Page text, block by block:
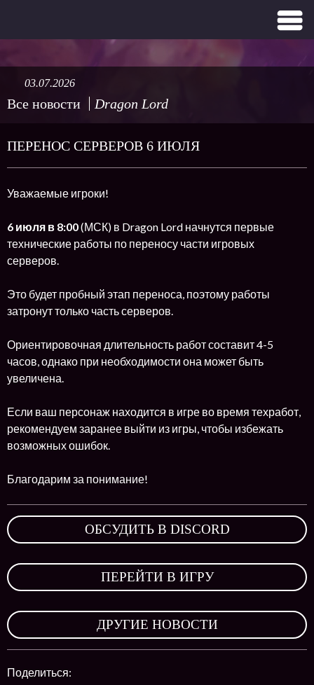
Все новости Dragon Lord
03.07.2026
ПЕРЕНОС СЕРВЕРОВ 6 ИЮЛЯ
Уважаемые игроки!
6 июля в 8:00(МСК) в Dragon Lord начнутся первые
технические работы по переносу части игровых
серверов.
Это будет пробный этап переноса, поэтому работы
затронут только часть серверов.
Ориентировочная длительность работ составит 4-5
часов, однако при необходимости она может быть
увеличена.
Если ваш персонаж находится в игре во время техработ,
рекомендуем заранее выйти из игры, чтобы избежать
возможных ошибок.
Благодарим за понимание!
ОБСУДИТЬ В DISCORD
ПЕРЕЙТИ В ИГРУ
ДРУГИЕ НОВОСТИ
Поделиться: